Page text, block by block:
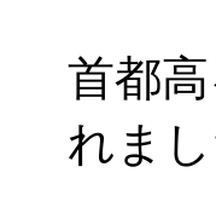
首都
れまし